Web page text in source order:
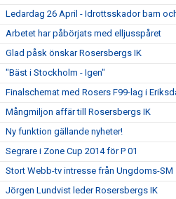
Ledardag 26 April - Idrottsskador barn
Arbetet har påbörjats med elljusspåret
Glad påsk önskar Rosersbergs IK
"Bäst i Stockholm - Igen"
Finalschemat med Rosers F99-lag i
Mångmiljon affär till Rosersbergs IK
Ny funktion gällande nyheter!
Segrare i Zone Cup 2014 för P 01
Stort Webb-tv intresse från Ungdoms-SM
Jörgen Lundvist leder Rosersbergs IK